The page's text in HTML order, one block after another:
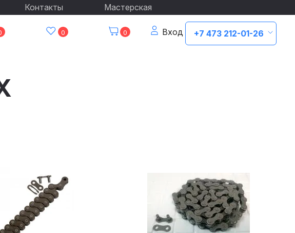
Контакты Мастерская
+7 473 212-01-26
Вход
0 0